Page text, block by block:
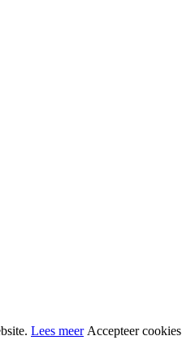
Lees meer Accepteer cookies